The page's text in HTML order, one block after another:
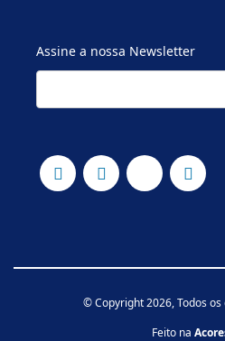
Assine a nossa Newsletter
© Copyright 2026, Todos
Feito na